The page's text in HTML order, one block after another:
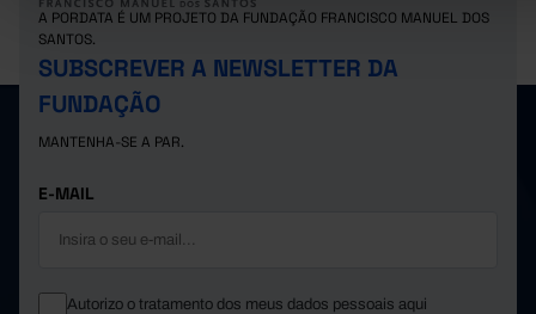
Reino Unido
1.016.075,0 x
A PORDATA É UM PROJETO DA FUNDAÇÃO FRANCISCO MANUEL DOS
SANTOS.
SUBSCREVER A NEWSLETTER DA
FUNDAÇÃO
MANTENHA-SE A PAR.
E-MAIL
Autorizo o tratamento dos meus dados pessoais aqui